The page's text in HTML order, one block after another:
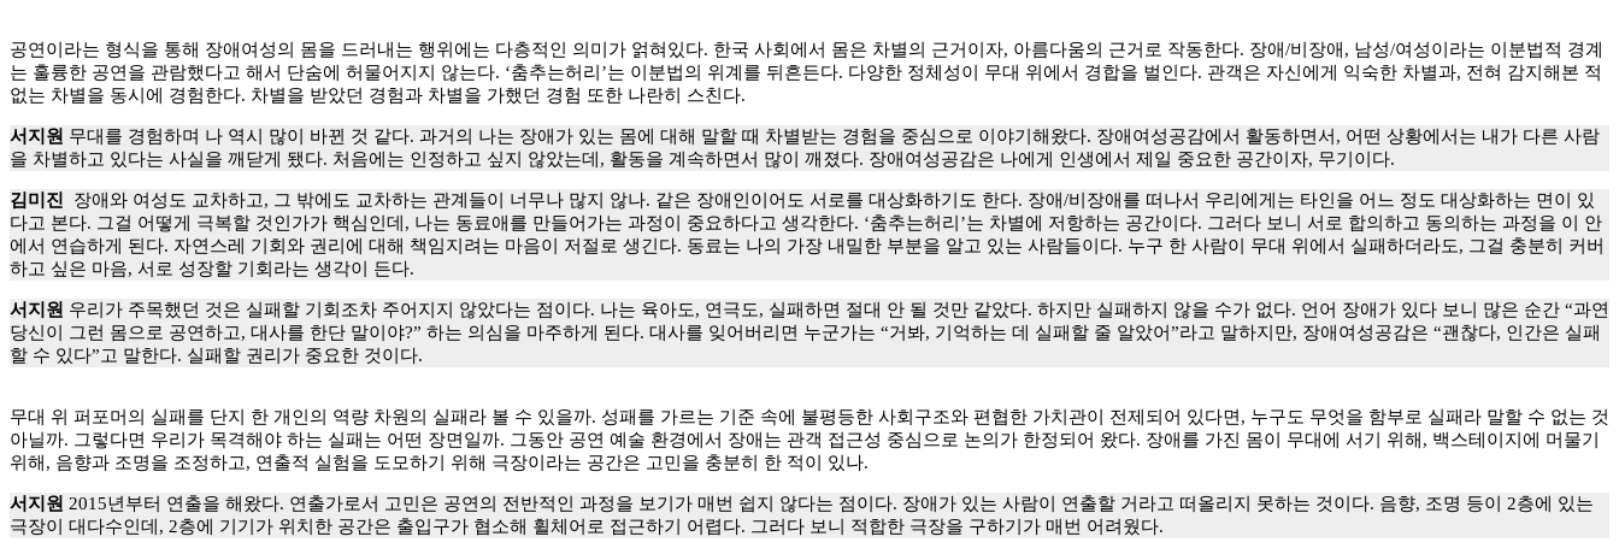
공연이라는 형식을 통해 장애여성의 몸을 드러내는 행위에는 다층적인 의미가 얽혀있다. 한국 사회에서 몸은 차별의 근거이자, 아름다움의 근거로 작동한다. 장애/비장애, 남성/여성이라는 이분법적 경계
는 훌륭한 공연을 관람했다고 해서 단숨에 허물어지지 않는다. ‘춤추는허리’는 이분법의 위계를 뒤흔든다. 다양한 정체성이 무대 위에서 경합을 벌인다. 관객은 자신에게 익숙한 차별과, 전혀 감지해본 적
없는 차별을 동시에 경험한다. 차별을 받았던 경험과 차별을 가했던 경험 또한 나란히 스친다.
서지원 무대를 경험하며 나 역시 많이 바뀐 것 같다. 과거의 나는 장애가 있는 몸에 대해 말할 때 차별받는 경험을 중심으로 이야기해왔다. 장애여성공감에서 활동하면서, 어떤 상황에서는 내가 다른 사람
을 차별하고 있다는 사실을 깨닫게 됐다. 처음에는 인정하고 싶지 않았는데, 활동을 계속하면서 많이 깨졌다. 장애여성공감은 나에게 인생에서 제일 중요한 공간이자, 무기이다.
김미진 장애와 여성도 교차하고, 그 밖에도 교차하는 관계들이 너무나 많지 않나. 같은 장애인이어도 서로를 대상화하기도 한다. 장애/비장애를 떠나서 우리에게는 타인을 어느 정도 대상화하는 면이 있
다고 본다. 그걸 어떻게 극복할 것인가가 핵심인데, 나는 동료애를 만들어가는 과정이 중요하다고 생각한다. ‘춤추는허리’는 차별에 저항하는 공간이다. 그러다 보니 서로 합의하고 동의하는 과정을 이 안
에서 연습하게 된다. 자연스레 기회와 권리에 대해 책임지려는 마음이 저절로 생긴다. 동료는 나의 가장 내밀한 부분을 알고 있는 사람들이다. 누구 한 사람이 무대 위에서 실패하더라도, 그걸 충분히 커버
하고 싶은 마음, 서로 성장할 기회라는 생각이 든다.
서지원 우리가 주목했던 것은 실패할 기회조차 주어지지 않았다는 점이다. 나는 육아도, 연극도, 실패하면 절대 안 될 것만 같았다. 하지만 실패하지 않을 수가 없다. 언어 장애가 있다 보니 많은 순간 “과연
당신이 그런 몸으로 공연하고, 대사를 한단 말이야?” 하는 의심을 마주하게 된다. 대사를 잊어버리면 누군가는 “거봐, 기억하는 데 실패할 줄 알았어”라고 말하지만, 장애여성공감은 “괜찮다, 인간은 실패
할 수 있다”고 말한다. 실패할 권리가 중요한 것이다.
무대 위 퍼포머의 실패를 단지 한 개인의 역량 차원의 실패라 볼 수 있을까. 성패를 가르는 기준 속에 불평등한 사회구조와 편협한 가치관이 전제되어 있다면, 누구도 무엇을 함부로 실패라 말할 수 없는 것
아닐까. 그렇다면 우리가 목격해야 하는 실패는 어떤 장면일까. 그동안 공연 예술 환경에서 장애는 관객 접근성 중심으로 논의가 한정되어 왔다. 장애를 가진 몸이 무대에 서기 위해, 백스테이지에 머물기
위해, 음향과 조명을 조정하고, 연출적 실험을 도모하기 위해 극장이라는 공간은 고민을 충분히 한 적이 있나.
서지원 2015년부터 연출을 해왔다. 연출가로서 고민은 공연의 전반적인 과정을 보기가 매번 쉽지 않다는 점이다. 장애가 있는 사람이 연출할 거라고 떠올리지 못하는 것이다. 음향, 조명 등이 2층에 있는
극장이 대다수인데, 2층에 기기가 위치한 공간은 출입구가 협소해 휠체어로 접근하기 어렵다. 그러다 보니 적합한 극장을 구하기가 매번 어려웠다.